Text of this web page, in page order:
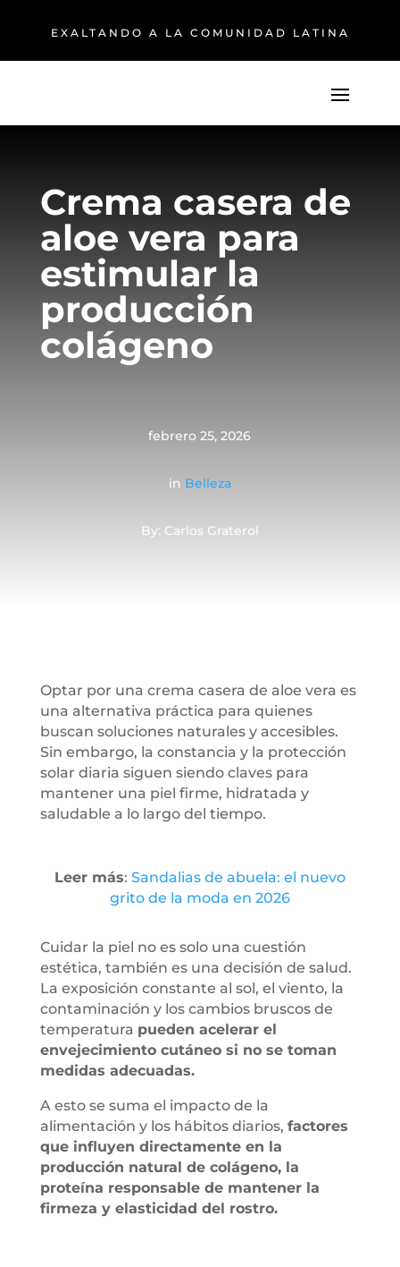
EXALTANDO A LA COMUNIDAD LATINA
Crema casera de
aloe vera para
estimular la
producción
colágeno
febrero 25, 2026
in Belleza
By: Carlos Graterol
Optar por una crema casera de aloe vera es
una alternativa práctica para quienes
buscan soluciones naturales y accesibles.
Sin embargo, la constancia y la protección
solar diaria siguen siendo claves para
mantener una piel firme, hidratada y
saludable a lo largo del tiempo.
Leer más: Sandalias de abuela: el nuevo
grito de la moda en 2026
Cuidar la piel no es solo una cuestión
estética, también es una decisión de salud.
La exposición constante al sol, el viento, la
contaminación y los cambios bruscos de
temperatura pueden acelerar el
envejecimiento cutáneo si no se toman
medidas adecuadas.
A esto se suma el impacto de la
alimentación y los hábitos diarios, factores
que influyen directamente en la
producción natural de colágeno, la
proteína responsable de mantener la
firmeza y elasticidad del rostro.